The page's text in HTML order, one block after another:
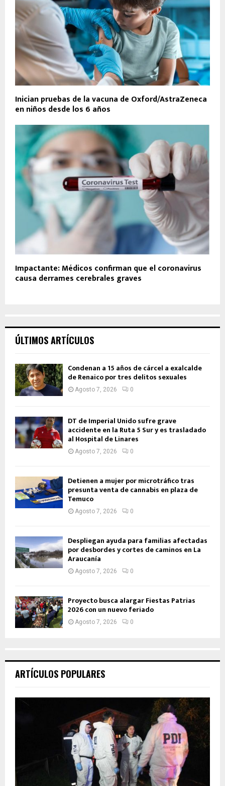
Inician pruebas de la vacuna de Oxford/AstraZeneca
en niños desde los 6 años
Impactante: Médicos confirman que el coronavirus
causa derrames cerebrales graves
ÚLTIMOS ARTÍCULOS
Condenan a 15 años de cárcel a exalcalde
de Renaico por tres delitos sexuales
Agosto 7, 2026 0
DT de Imperial Unido sufre grave
accidente en la Ruta 5 Sur y es trasladado
al Hospital de Linares
Agosto 7, 2026 0
Detienen a mujer por microtráfico tras
presunta venta de cannabis en plaza de
Temuco
Agosto 7, 2026 0
Despliegan ayuda para familias afectadas
por desbordes y cortes de caminos en La
Araucanía
Agosto 7, 2026 0
Proyecto busca alargar Fiestas Patrias
2026 con un nuevo feriado
Agosto 7, 2026 0
ARTÍCULOS POPULARES